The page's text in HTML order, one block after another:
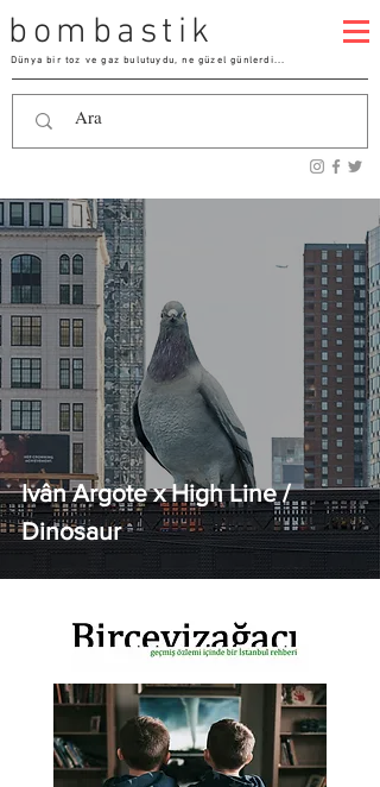
bombastik
Dünya bir toz ve gaz bulutuydu, ne güzel günlerdi...
Ivân Argote x High Line /
Dinosaur